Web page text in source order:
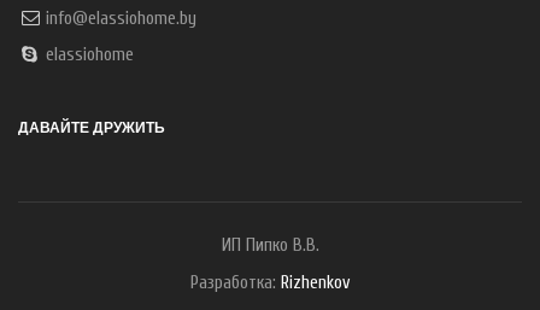
info@elassiohome.by
elassiohome
ДАВАЙТЕ ДРУЖИТЬ
ИП Пипко В.В.
Разработка: Rizhenkov